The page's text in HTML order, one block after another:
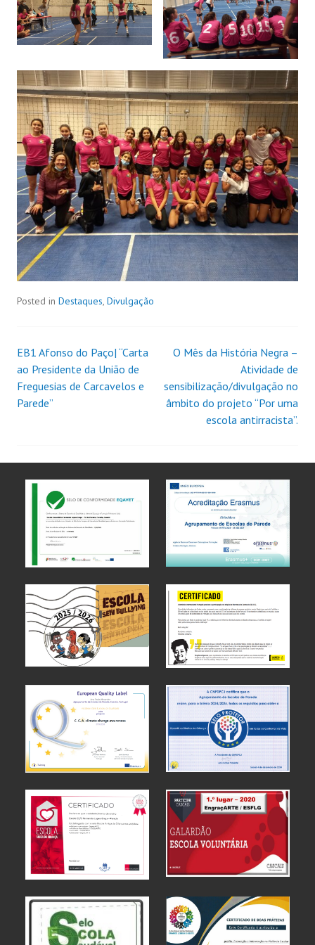
Posted in Destaques, Divulgação
EB1 Afonso do Paço| “Carta
ao Presidente da União de
Freguesias de Carcavelos e
Parede”
O Mês da História Negra –
Atividade de
sensibilização/divulgação no
âmbito do projeto “Por uma
escola antirracista”.